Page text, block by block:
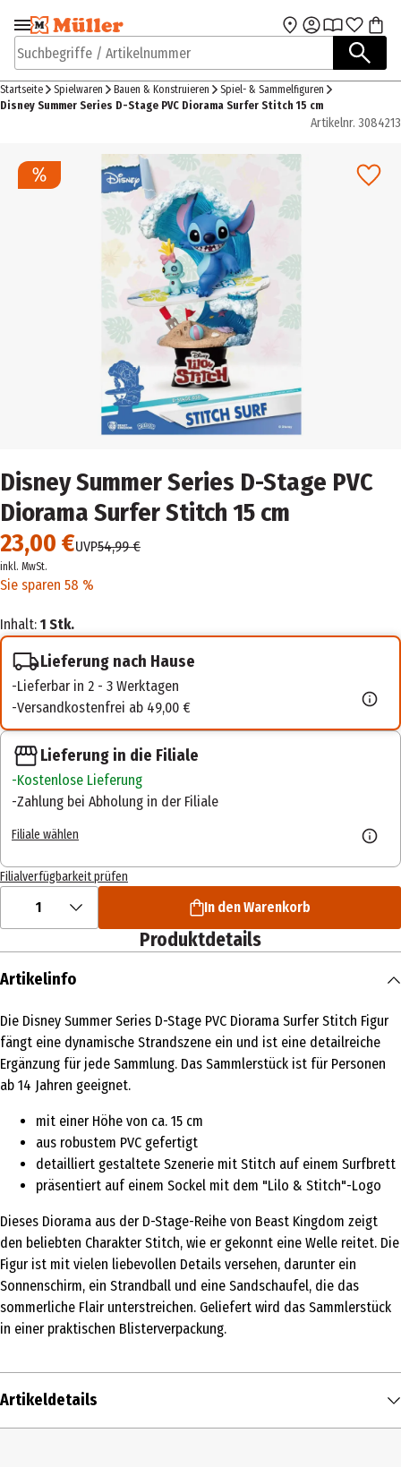
Zur Navigation
springen
Zum Hauptinhalt
Suchbegriffe / Artikelnummer
Startseite Spielwaren Bauen & Konstruieren
Spiel- & Sammelfiguren
Disney Summer Series D-Stage PVC Diorama Surfer Stitch 15 cm
Artikelnr. 3084213
Disney Summer Series D-Stage PVC
Diorama Surfer Stitch 15 cm
23,00 €UVP54,99 €
inkl. MwSt.
Sie sparen 58 %
Inhalt: 1 Stk.
Lieferung nach Hause
Lieferbar in 2 - 3 Werktagen
Versandkostenfrei ab 49,00 €
Lieferung in die Filiale
Kostenlose Lieferung
Zahlung bei Abholung in der Filiale
Filiale wählen
Filialverfügbarkeit prüfen
1 In den Warenkorb
Produktdetails
Artikelinfo
Die Disney Summer Series D-Stage PVC Diorama Surfer Stitch Figur
fängt eine dynamische Strandszene ein und ist eine detailreiche
Ergänzung für jede Sammlung. Das Sammlerstück ist für Personen
ab 14 Jahren geeignet.
mit einer Höhe von ca. 15 cm
aus robustem PVC gefertigt
detailliert gestaltete Szenerie mit Stitch auf einem Surfbrett
präsentiert auf einem Sockel mit dem "Lilo & Stitch"-Logo
Dieses Diorama aus der D-Stage-Reihe von Beast Kingdom zeigt
den beliebten Charakter Stitch, wie er gekonnt eine Welle reitet. Die
Figur ist mit vielen liebevollen Details versehen, darunter ein
Sonnenschirm, ein Strandball und eine Sandschaufel, die das
sommerliche Flair unterstreichen. Geliefert wird das Sammlerstück
in einer praktischen Blisterverpackung.
Artikeldetails